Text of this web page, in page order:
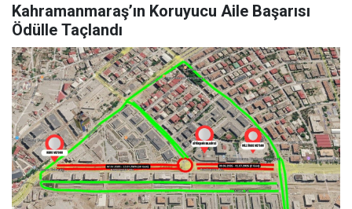
Kahramanmaraş’ın Koruyucu Aile Başarısı
Ödülle Taçlandı